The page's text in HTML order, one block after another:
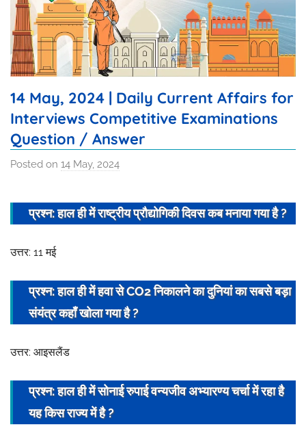
14 May, 2024 | Daily Current Affairs for
Interviews Competitive Examinations
Question / Answer
Posted on 14 May, 2024
I
s
a
s
r
a
s
प्रश्न: हाल ही में राष्ट्रीय प्रौद्योगिकी दिवस कब मनाया गया है ?
उत्तर: 11 मई
प्रश्न: हाल ही में हवा से CO2 निकालने का दुनियां का सबसे बड़ा
संयंत्र कहाँ खोला गया है ?
उत्तर: आइसलैंड
प्रश्न: हाल ही में सोनाई रुपाई वन्यजीव अभ्यारण्य चर्चा में रहा है
यह किस राज्य में है ?